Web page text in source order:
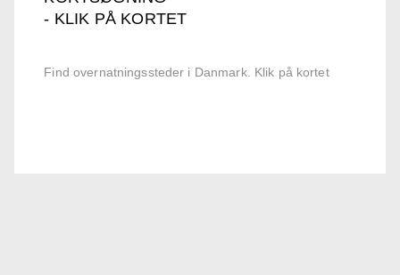
- KLIK PÅ KORTET
Find overnatningssteder i Danmark. Klik på kortet